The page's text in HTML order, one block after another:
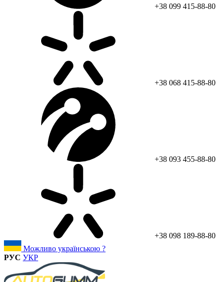
+38 099 415-88-80
+38 068 415-88-80
+38 093 455-88-80
+38 098 189-88-80
Можливо українською ?
РУС УКР